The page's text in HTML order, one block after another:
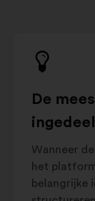
De
Wanneer
het
belangrijke